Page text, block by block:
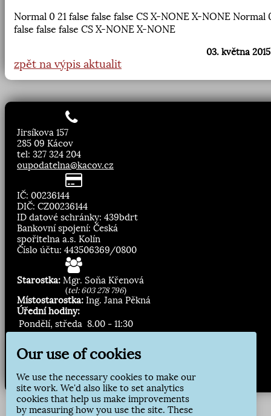
Normal 0 21 false false false CS X-NONE X-NONE Normal
false false false CS X-NONE X-NONE
03. května
zpět na výpis aktualit
Jirsíkova 157
285 09 Kácov
tel: 327 324 204
oupodatelna@kacov.cz
IČ: 00236144
DIČ: CZ00236144
ID datové schránky: 439bdrt
Bankovní spojení: Česká
spořitelna a.s. Kolín
Číslo účtu: 443506369/0800
Starostka: Mgr. Soňa Křenová
(tel: 603 278 796)
Místostarostka: Ing. Jana Pěkná
Úřední hodiny:
Pondělí, středa 8.00 - 11:30
Přihlásit odběr
Our use of cookies
We use the necessary cookies to make our
site work. We'd also like to set analytics
cookies that help us make improvements
by measuring how you use the site. These